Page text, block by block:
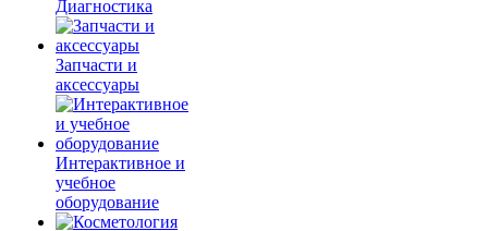
Диагностика
Запчасти и
аксессуары
Интерактивное и
учебное
оборудование